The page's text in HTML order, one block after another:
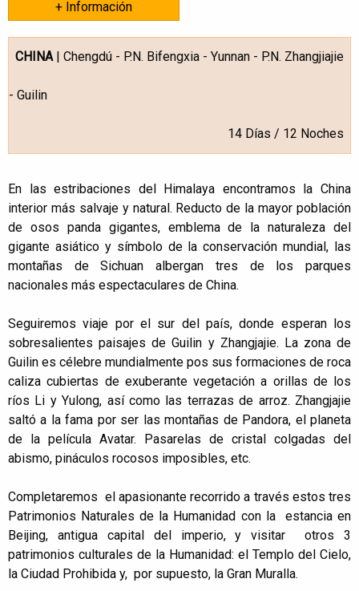
+ Información
CHINA | Chengdú - P.N. Bifengxia - Yunnan - P.N. Zhangjiajie
- Guilin
14 Días / 12 Noches
En las estribaciones del Himalaya encontramos la China
interior más salvaje y natural. Reducto de la mayor población
de osos panda gigantes, emblema de la naturaleza del
gigante asiático y símbolo de la conservación mundial, las
montañas de Sichuan albergan tres de los parques
nacionales más espectaculares de China.
Seguiremos viaje por el sur del país, donde esperan los
sobresalientes paisajes de Guilin y Zhangjajie. La zona de
Guilin es célebre mundialmente pos sus formaciones de roca
caliza cubiertas de exuberante vegetación a orillas de los
ríos Li y Yulong, así como las terrazas de arroz. Zhangjajie
saltó a la fama por ser las montañas de Pandora, el planeta
de la película Avatar. Pasarelas de cristal colgadas del
abismo, pináculos rocosos imposibles, etc.
Completaremos el apasionante recorrido a través estos tres
Patrimonios Naturales de la Humanidad con la estancia en
Beijing, antigua capital del imperio, y visitar otros 3
patrimonios culturales de la Humanidad: el Templo del Cielo,
la Ciudad Prohibida y, por supuesto, la Gran Muralla.